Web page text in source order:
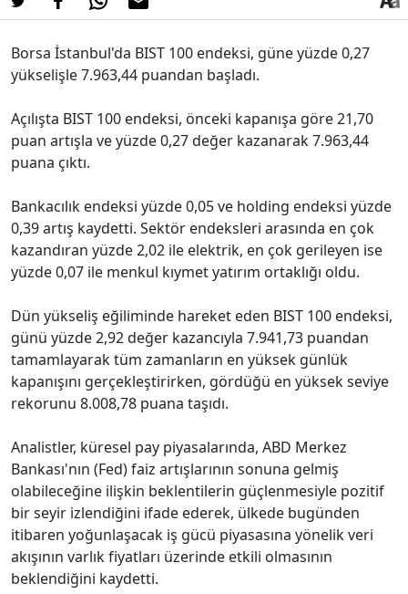
Borsa İstanbul'da BIST 100 endeksi, güne yüzde 0,27
yükselişle 7.963,44 puandan başladı.
Açılışta BIST 100 endeksi, önceki kapanışa göre 21,70
puan artışla ve yüzde 0,27 değer kazanarak 7.963,44
puana çıktı.
Bankacılık endeksi yüzde 0,05 ve holding endeksi yüzde
0,39 artış kaydetti. Sektör endeksleri arasında en çok
kazandıran yüzde 2,02 ile elektrik, en çok gerileyen ise
yüzde 0,07 ile menkul kıymet yatırım ortaklığı oldu.
Dün yükseliş eğiliminde hareket eden BIST 100 endeksi,
günü yüzde 2,92 değer kazancıyla 7.941,73 puandan
tamamlayarak tüm zamanların en yüksek günlük
kapanışını gerçekleştirirken, gördüğü en yüksek seviye
rekorunu 8.008,78 puana taşıdı.
Analistler, küresel pay piyasalarında, ABD Merkez
Bankası'nın (Fed) faiz artışlarının sonuna gelmiş
olabileceğine ilişkin beklentilerin güçlenmesiyle pozitif
bir seyir izlendiğini ifade ederek, ülkede bugünden
itibaren yoğunlaşacak iş gücü piyasasına yönelik veri
akışının varlık fiyatları üzerinde etkili olmasının
beklendiğini kaydetti.